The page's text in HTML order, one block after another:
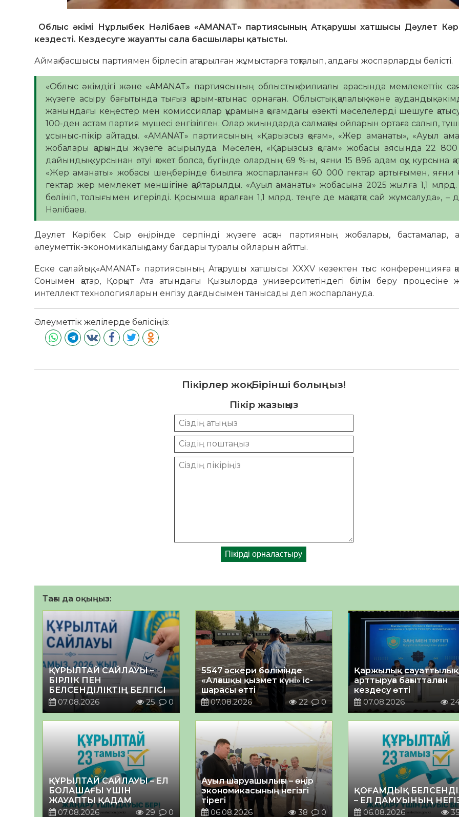
Облыс әкімі Нұрлыбек Нәлібаев «AMANAT» партиясының Атқарушы хатшысы Дәулет
кездесті. Кездесуге жауапты сала басшылары қатысты.
Аймақ басшысы партиямен бірлесіп атқарылған жұмыстарға тоқталып, алдағы жоспарларды бөлісті.
«Облыс әкімдігі және «AMANAT» партиясының облыстық филиалы арасында мемлекеттік
жүзеге асыру бағытында тығыз қарым-қатынас орнаған. Облыстық, қалалық және аудандық
жанындағы кеңестер мен комиссиялар құрамына қоғамдағы өзекті мәселелерді шешуге
100-ден астам партия мүшесі енгізілген. Олар жиындарда салмақты ойларын ортаға салып,
ұсыныс-пікір айтады. «AMANAT» партиясының «Қарызсыз қоғам», «Жер аманаты», «Ауыл
жобалары қарқынды жүзеге асырылуда. Мәселен, «Қарызсыз қоғам» жобасы аясында 22
дайындық курсынан өтуі қажет болса, бүгінде олардың 69 %-ы, яғни 15 896 адам оқу курсына
«Жер аманаты» жобасы шеңберінде биылға жоспарланған 60 000 гектар артығымен, яғни
гектар жер мемлекет меншігіне қайтарылды. «Ауыл аманаты» жобасына 2025 жылға 1,1 млрд.
бөлініп, толығымен игерілді. Қосымша қаралған 1,1 млрд. теңге де мақсатқа сай жұмсалуда», –
Нәлібаев.
Дәулет Кәрібек Сыр өңірінде серпінді жүзеге асқан партияның жобалары, бастамалар,
әлеуметтік-экономикалық даму бағдары туралы ойларын айтты.
Еске салайық, «AMANAT» партиясының Атқарушы хатшысы XXXV кезектен тыс конференцияға
Сонымен қатар, Қорқыт Ата атындағы Қызылорда университетіндегі білім беру процесіне
интеллект технологияларын енгізу дағдысымен танысады деп жоспарлануда.
Әлеуметтік желілерде бөлісіңіз:
Пікірлер жоқ. Бірінші болыңыз!
Пікір жазыңыз
Тағы да оқыңыз:
ҚҰРЫЛТАЙ САЙЛАУЫ –
БІРЛІК ПЕН
БЕЛСЕНДІЛІКТІҢ БЕЛГІСІ
07.08.2026
25 0
5547 әскери бөлімінде
«Алғашқы қызмет күні» іс-
шарасы өтті
07.08.2026
22 0
Қаржылық
арттыруға бағытталған
кездесу өтті
07.08.2026
ҚҰРЫЛТАЙ САЙЛАУЫ – ЕЛ
БОЛАШАҒЫ ҮШІН
ЖАУАПТЫ ҚАДАМ
07.08.2026
29 0
Ауыл шаруашылығы – өңір
экономикасының негізгі
тірегі
06.08.2026
38 0
ҚОҒАМДЫҚ
– ЕЛ ДАМУЫНЫҢ
06.08.2026
35